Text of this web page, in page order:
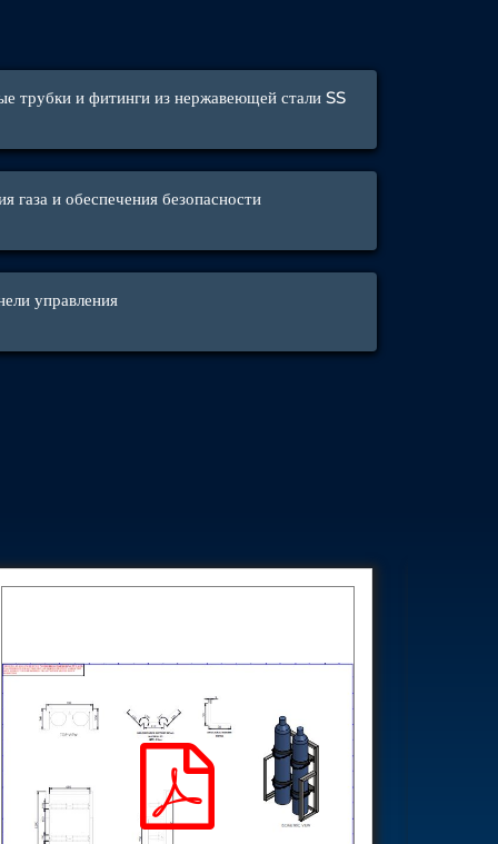
трубки и фитинги из нержавеющей стали SS
газа и обеспечения безопасности
управления